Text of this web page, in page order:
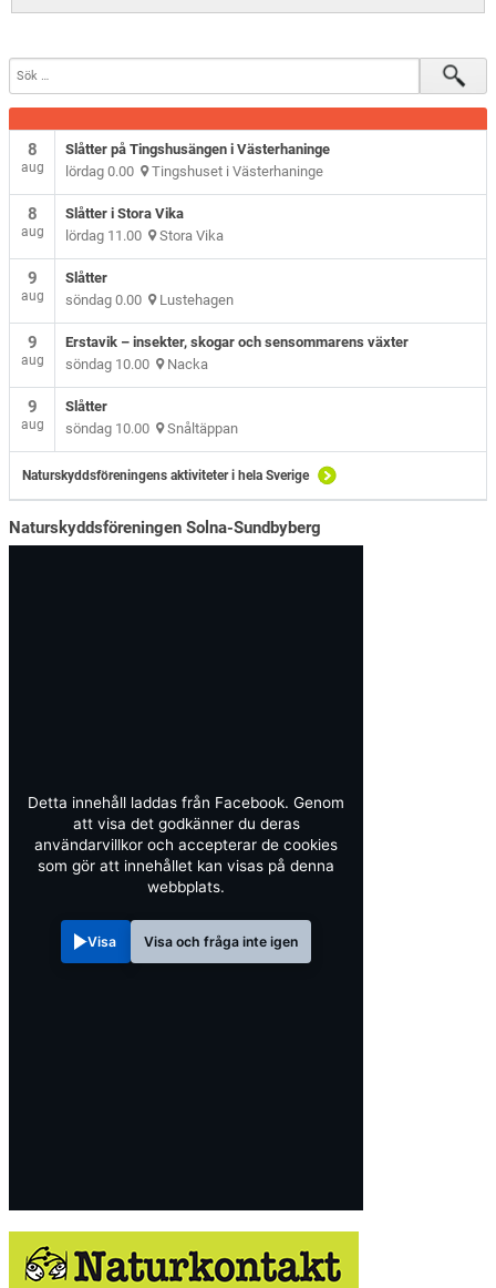
8
aug
Slåtter på Tingshusängen i Västerhaninge
lördag 0.00 Tingshuset i Västerhaninge
8
aug
Slåtter i Stora Vika
lördag 11.00 Stora Vika
9
aug
Slåtter
söndag 0.00 Lustehagen
9
aug
Erstavik – insekter, skogar och sensommarens växter
söndag 10.00 Nacka
9
aug
Slåtter
söndag 10.00 Snåltäppan
Naturskyddsföreningens aktiviteter i hela Sverige
Naturskyddsföreningen Solna-Sundbyberg
Detta innehåll laddas från Facebook. Genom
att visa det godkänner du deras
användarvillkor och accepterar de cookies
som gör att innehållet kan visas på denna
webbplats.
Visa Visa och fråga inte igen